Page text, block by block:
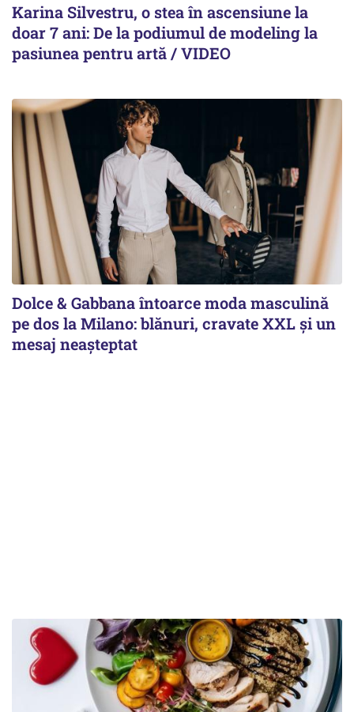
Karina Silvestru, o stea în ascensiune la
doar 7 ani: De la podiumul de modeling la
pasiunea pentru artă / VIDEO
Dolce & Gabbana întoarce moda masculină
pe dos la Milano: blănuri, cravate XXL și un
mesaj neașteptat